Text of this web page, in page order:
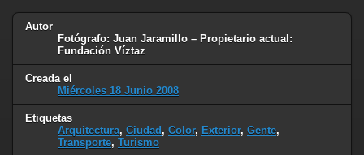
Autor
Fotógrafo: Juan Jaramillo – Propietario actual:
Fundación Víztaz
Creada el
Miércoles 18 Junio 2008
Etiquetas
Arquitectura, Ciudad , Color, Exterior, Gente,
Transporte, Turismo